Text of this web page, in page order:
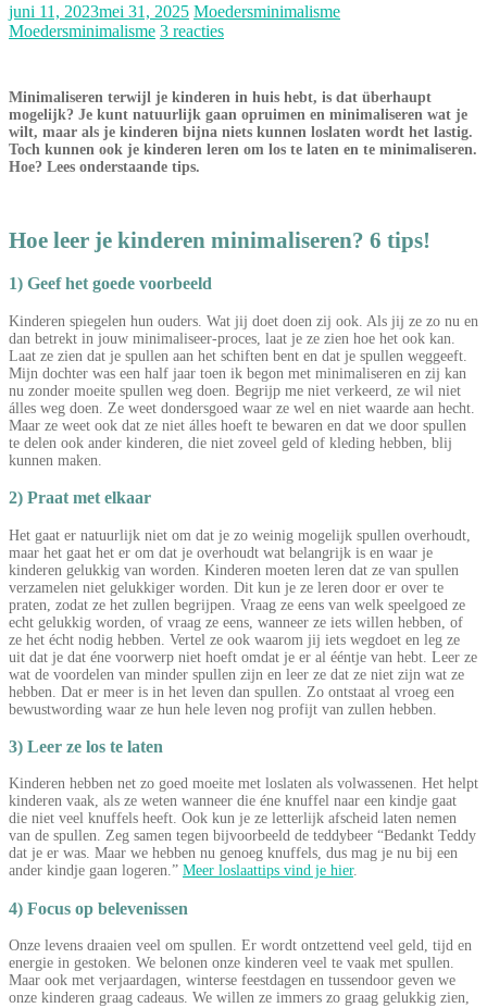
juni 11, 2023mei 31, 2025 Moedersminimalisme
Moedersminimalisme 3 reacties
Minimaliseren terwijl je kinderen in huis hebt, is dat überhaupt
mogelijk? Je kunt natuurlijk gaan opruimen en minimaliseren wat je
wilt, maar als je kinderen bijna niets kunnen loslaten wordt het lastig.
Toch kunnen ook je kinderen leren om los te laten en te minimaliseren.
Hoe? Lees onderstaande tips.
Hoe leer je kinderen minimaliseren? 6 tips!
1) Geef het goede voorbeeld
Kinderen spiegelen hun ouders. Wat jij doet doen zij ook. Als jij ze zo nu en
dan betrekt in jouw minimaliseer-proces, laat je ze zien hoe het ook kan.
Laat ze zien dat je spullen aan het schiften bent en dat je spullen weggeeft.
Mijn dochter was een half jaar toen ik begon met minimaliseren en zij kan
nu zonder moeite spullen weg doen. Begrijp me niet verkeerd, ze wil niet
álles weg doen. Ze weet dondersgoed waar ze wel en niet waarde aan hecht.
Maar ze weet ook dat ze niet álles hoeft te bewaren en dat we door spullen
te delen ook ander kinderen, die niet zoveel geld of kleding hebben, blij
kunnen maken.
2) Praat met elkaar
Het gaat er natuurlijk niet om dat je zo weinig mogelijk spullen overhoudt,
maar het gaat het er om dat je overhoudt wat belangrijk is en waar je
kinderen gelukkig van worden. Kinderen moeten leren dat ze van spullen
verzamelen niet gelukkiger worden. Dit kun je ze leren door er over te
praten, zodat ze het zullen begrijpen. Vraag ze eens van welk speelgoed ze
echt gelukkig worden, of vraag ze eens, wanneer ze iets willen hebben, of
ze het écht nodig hebben. Vertel ze ook waarom jij iets wegdoet en leg ze
uit dat je dat éne voorwerp niet hoeft omdat je er al ééntje van hebt. Leer ze
wat de voordelen van minder spullen zijn en leer ze dat ze niet zijn wat ze
hebben. Dat er meer is in het leven dan spullen. Zo ontstaat al vroeg een
bewustwording waar ze hun hele leven nog profijt van zullen hebben.
3) Leer ze los te laten
Kinderen hebben net zo goed moeite met loslaten als volwassenen. Het helpt
kinderen vaak, als ze weten wanneer die éne knuffel naar een kindje gaat
die niet veel knuffels heeft. Ook kun je ze letterlijk afscheid laten nemen
van de spullen. Zeg samen tegen bijvoorbeeld de teddybeer “Bedankt Teddy
dat je er was. Maar we hebben nu genoeg knuffels, dus mag je nu bij een
ander kindje gaan logeren.” Meer loslaattips vind je hier.
4) Focus op belevenissen
Onze levens draaien veel om spullen. Er wordt ontzettend veel geld, tijd en
energie in gestoken. We belonen onze kinderen veel te vaak met spullen.
Maar ook met verjaardagen, winterse feestdagen en tussendoor geven we
onze kinderen graag cadeaus. We willen ze immers zo graag gelukkig zien,